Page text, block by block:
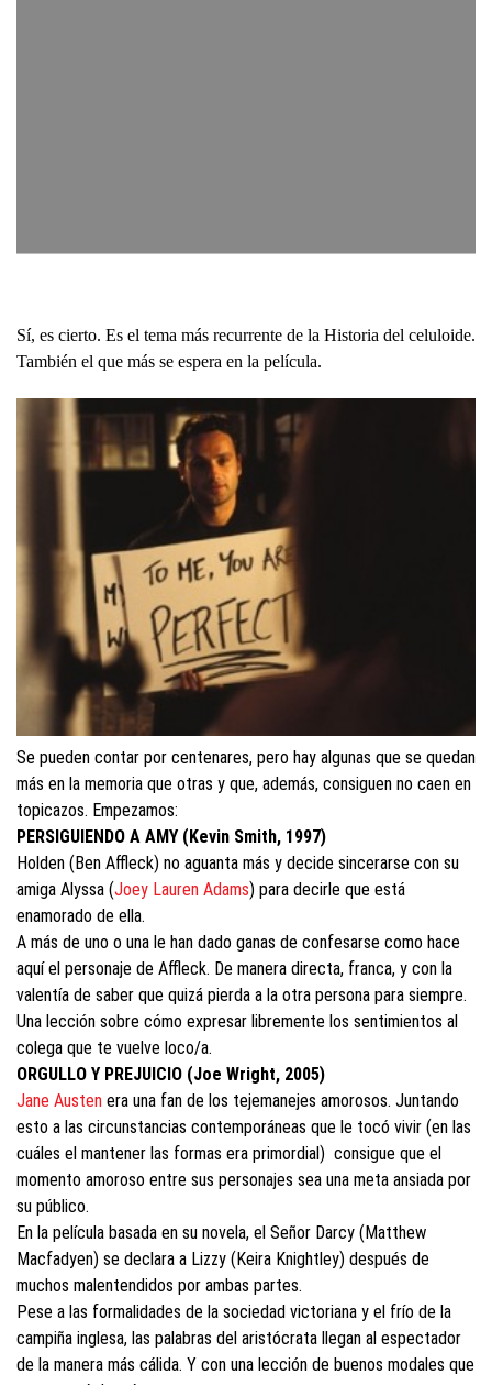
Sí, es cierto. Es el tema más recurrente de la Historia del celuloide.
También el que más se espera en la película.
Se pueden contar por centenares, pero hay algunas que se quedan
más en la memoria que otras y que, además, consiguen no caen en
topicazos. Empezamos:
PERSIGUIENDO A AMY (Kevin Smith, 1997)
Holden (Ben Affleck) no aguanta más y decide sincerarse con su
amiga Alyssa (Joey Lauren Adams) para decirle que está
enamorado de ella.
A más de uno o una le han dado ganas de confesarse como hace
aquí el personaje de Affleck. De manera directa, franca, y con la
valentía de saber que quizá pierda a la otra persona para siempre.
Una lección sobre cómo expresar libremente los sentimientos al
colega que te vuelve loco/a.
ORGULLO Y PREJUICIO (Joe Wright, 2005)
Jane Austen era una fan de los tejemanejes amorosos. Juntando
esto a las circunstancias contemporáneas que le tocó vivir (en las
cuáles el mantener las formas era primordial) consigue que el
momento amoroso entre sus personajes sea una meta ansiada por
su público.
En la película basada en su novela, el Señor Darcy (Matthew
Macfadyen) se declara a Lizzy (Keira Knightley) después de
muchos malentendidos por ambas partes.
Pese a las formalidades de la sociedad victoriana y el frío de la
campiña inglesa, las palabras del aristócrata llegan al espectador
de la manera más cálida. Y con una lección de buenos modales que